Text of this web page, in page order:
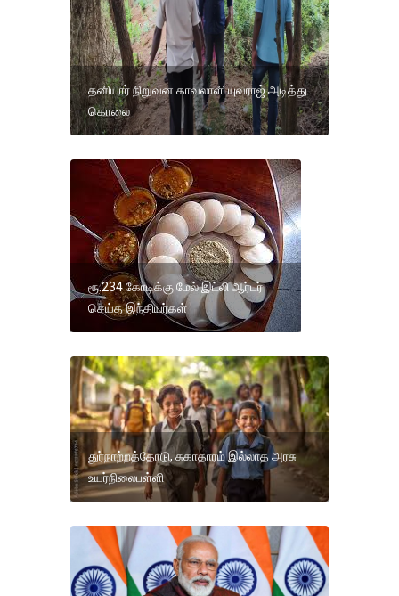
தனியார் நிறுவன காவலாளி யுவராஜ் அடித்து
கொலை
ரூ.234 கோடிக்கு மேல் இட்லி ஆர்டர்
செய்த இந்தியர்கள்
துர்நாற்றத்தோடு, சுகாதாரம் இல்லாத அரசு
உயர்நிலைபள்ளி